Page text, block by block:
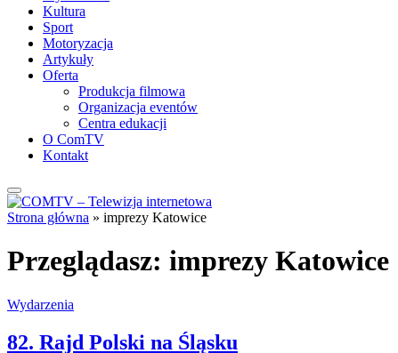
Kultura
Sport
Motoryzacja
Artykuły
Oferta
Produkcja filmowa
Organizacja eventów
Centra edukacji
O ComTV
Kontakt
Strona główna » imprezy Katowice
Przeglądasz: imprezy Katowice
Wydarzenia
82. Rajd Polski na Śląsku